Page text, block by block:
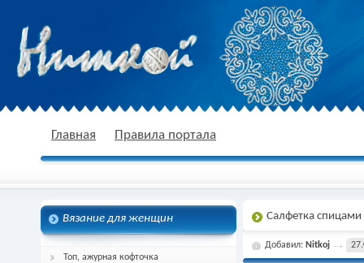
спицами, схема и описание
Главная Правила портала
Вязание для женщин
Топ, ажурная кофточка
Салфетка спицами
Добавил: Nitkoj